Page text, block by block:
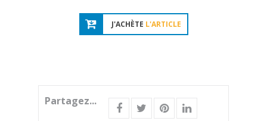
J'ACHÈTE L'ARTICLE
Partagez...